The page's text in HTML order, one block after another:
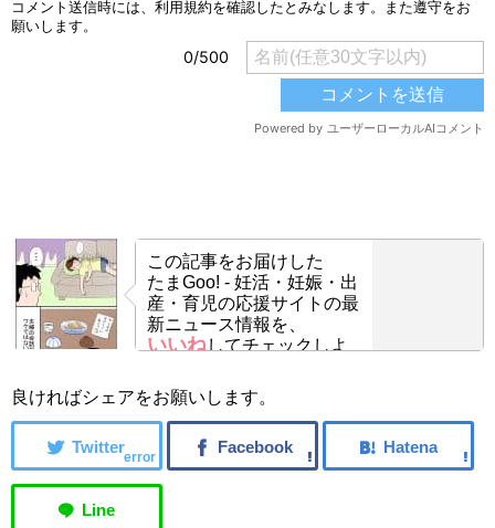
この記事をお届けした
たまGoo! - 妊活・妊娠・出
産・育児の応援サイトの最
新ニュース情報を、
いいねしてチェックしよ
良ければシェアをお願いします。
error